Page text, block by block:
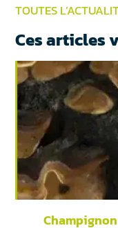
TOUTES
Ces articles